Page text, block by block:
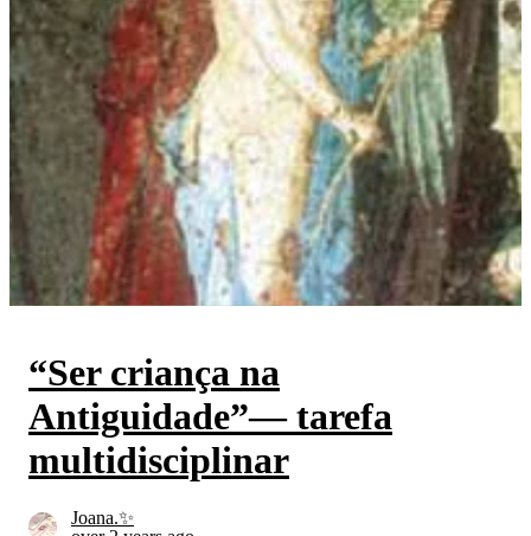
“Ser criança na
Antiguidade”— tarefa
multidisciplinar
Joana.✨